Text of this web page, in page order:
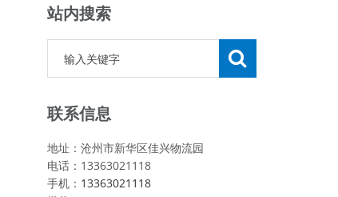
站内搜索
联系信息
地址：沧州市新华区佳兴物流园
电话：13363021118
手机： 13363021118